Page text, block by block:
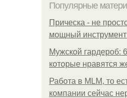
Популярные
Прическа - не
мощный
Мужской гардероб:
которые нравятся
Работа в MLM, то
компании сейчас